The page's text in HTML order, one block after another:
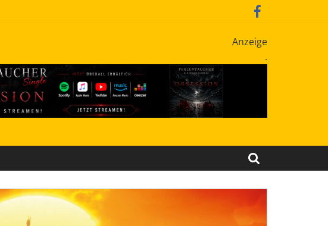
Anzeige
.